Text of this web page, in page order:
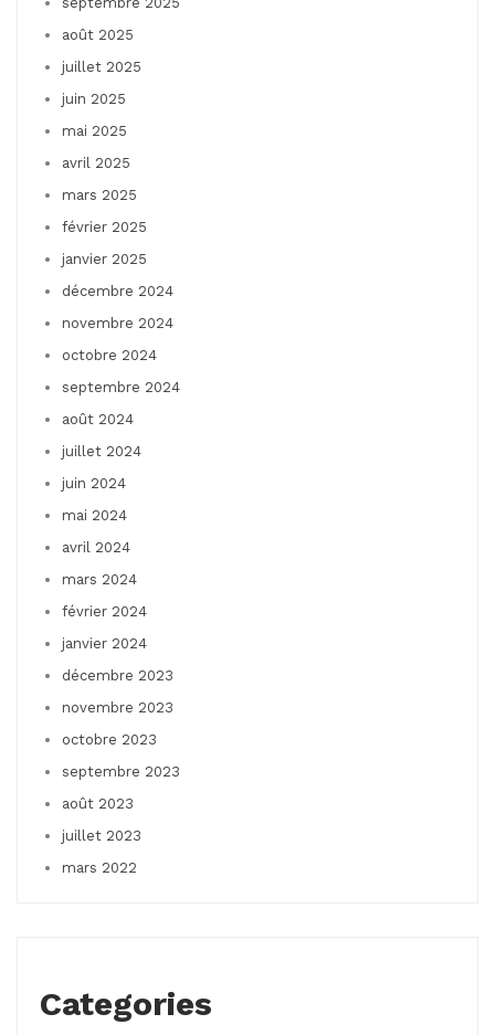
août 2025
juillet 2025
juin 2025
mai 2025
avril 2025
mars 2025
février 2025
janvier 2025
décembre 2024
novembre 2024
octobre 2024
septembre 2024
août 2024
juillet 2024
juin 2024
mai 2024
avril 2024
mars 2024
février 2024
janvier 2024
décembre 2023
novembre 2023
octobre 2023
septembre 2023
août 2023
juillet 2023
mars 2022
Categories